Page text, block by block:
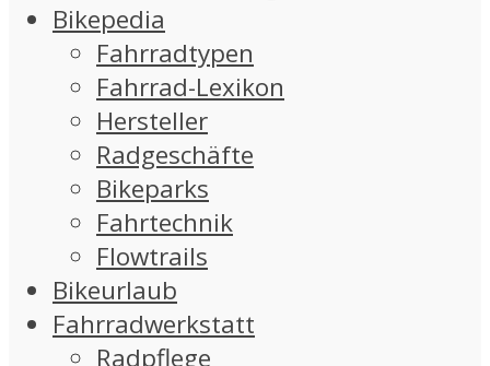
Bikepedia
Fahrradtypen
Fahrrad-Lexikon
Hersteller
Radgeschäfte
Bikeparks
Fahrtechnik
Flowtrails
Bikeurlaub
Fahrradwerkstatt
Radpflege